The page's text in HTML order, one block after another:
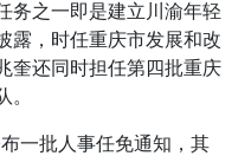
务之一即是建立川渝年轻
露，时任重庆市发展和改
奎还同时担任第四批重庆
。
一批人事任免通知，其